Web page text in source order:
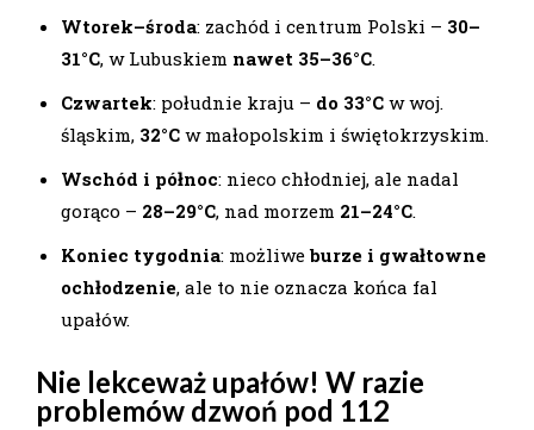
Wtorek–środa: zachód i centrum Polski – 30–
31°C, w Lubuskiem nawet 35–36°C.
Czwartek: południe kraju – do 33°C w woj.
śląskim, 32°C w małopolskim i świętokrzyskim.
Wschód i północ: nieco chłodniej, ale nadal
gorąco – 28–29°C, nad morzem 21–24°C.
Koniec tygodnia: możliweburze i gwałtowne
ochłodzenie, ale to nie oznacza końca fal
upałów.
Nie lekceważ upałów! W razie
problemów dzwoń pod 112